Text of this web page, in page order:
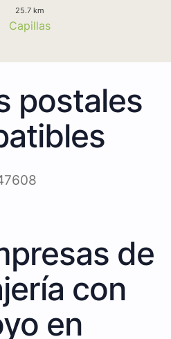
25.7 km
Capillas
postales
de
con
en